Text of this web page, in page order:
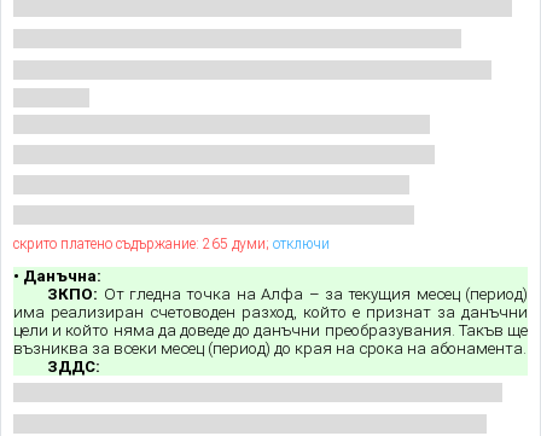
скрито платено съдържание: 265 думи; отключи
• Данъчна:
ЗКПО: От гледна точка на Алфа – за текущия месец (период)
има реализиран счетоводен разход, който е признат за данъчни
цели и който няма да доведе до данъчни преобразувания. Такъв ще
възниква за всеки месец (период) до края на срока на абонамента.
ЗДДС: